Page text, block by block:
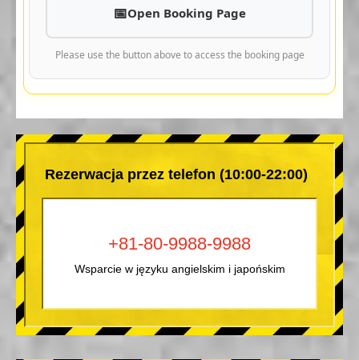
Open Booking Page
Please use the button above to access the booking page
Rezerwacja przez telefon (10:00-22:00)
+81-80-9988-9988
Wsparcie w języku angielskim i japońskim